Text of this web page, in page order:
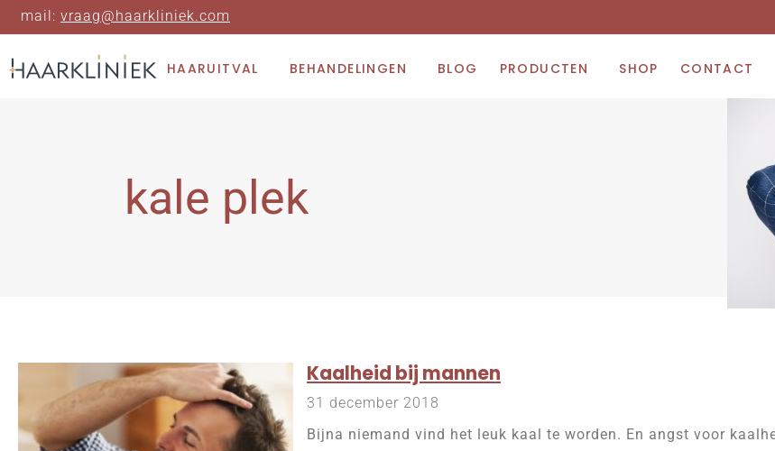
mail: vraag@haarkliniek.com
HAARUITVAL BEHANDELINGEN BLOG PRODUCTEN SHOP CONTACT
kale plek
Kaalheid bij mannen
31 december 2018
Bijna niemand vind het leuk kaal te worden. En angst voor